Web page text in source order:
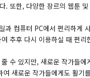
. 또한, 다양한 장르의 웹툰
컴퓨터 PC에서 편리하게
추후 다시 이용하실 때 편
수 있지만, 새로운 작가들에
새로운 작가들에게도 활기